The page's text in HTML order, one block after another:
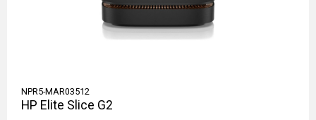
NPR5-MAR03512
HP Elite Slice G2